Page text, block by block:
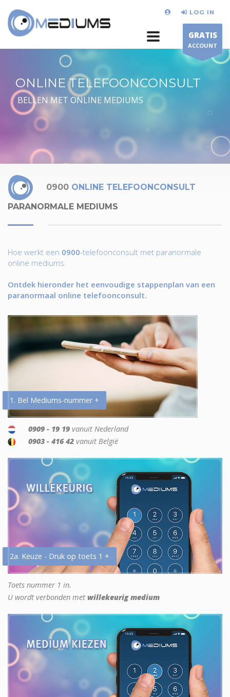
LOG IN
GRATIS
ACCOUNT
ONLINE TELEFOONCONSULT
BELLEN MET ONLINE MEDIUMS
0900 ONLINE TELEFOONCONSULT
PARANORMALE MEDIUMS
Hoe werkt een 0900-telefoonconsult met paranormale
online mediums.
Ontdek hieronder het eenvoudige stappenplan van een
paranormaal online telefoonconsult.
1. Bel Mediums-nummer +
0909 - 19 19 vanuit Nederland
0903 - 416 42 vanuit België
2a. Keuze - Druk op toets 1 +
Toets nummer 1 in.
U wordt verbonden met willekeurig medium